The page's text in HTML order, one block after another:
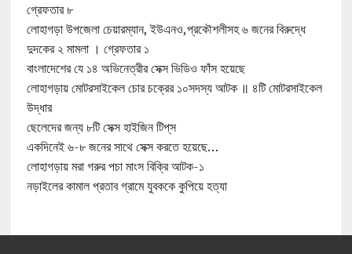
গ্রেফতার ৮
লোহাগড়া উপজেলা চেয়ারম্যান, ইউএনও,প্রকৌশলীসহ ৬ জনের বিরুদ্ধে
দুদকের ২ মামলা । গ্রেফতার ১
বাংলাদেশের যে ১৪ অভিনেত্রীর সেক্স ভিডিও ফাঁস হয়েছে
লোহাগড়ায় মোটরসাইকেল চোর চক্রের ১০সদস্য আটক ॥ ৪টি মোটরসাইকেল
উদ্ধার
ছেলেদের জন্য ৮টি সেক্স হাইজিন টিপ্‌স
একদিনেই ৬-৮ জনের সাথে সেক্স করতে হয়েছে…
লোহাগড়ায় মরা গরুর পচা মাংস বিক্রি আটক-১
নড়াইলের কামাল প্রতাব গ্রামে যুবককে কুপিয়ে হত্যা